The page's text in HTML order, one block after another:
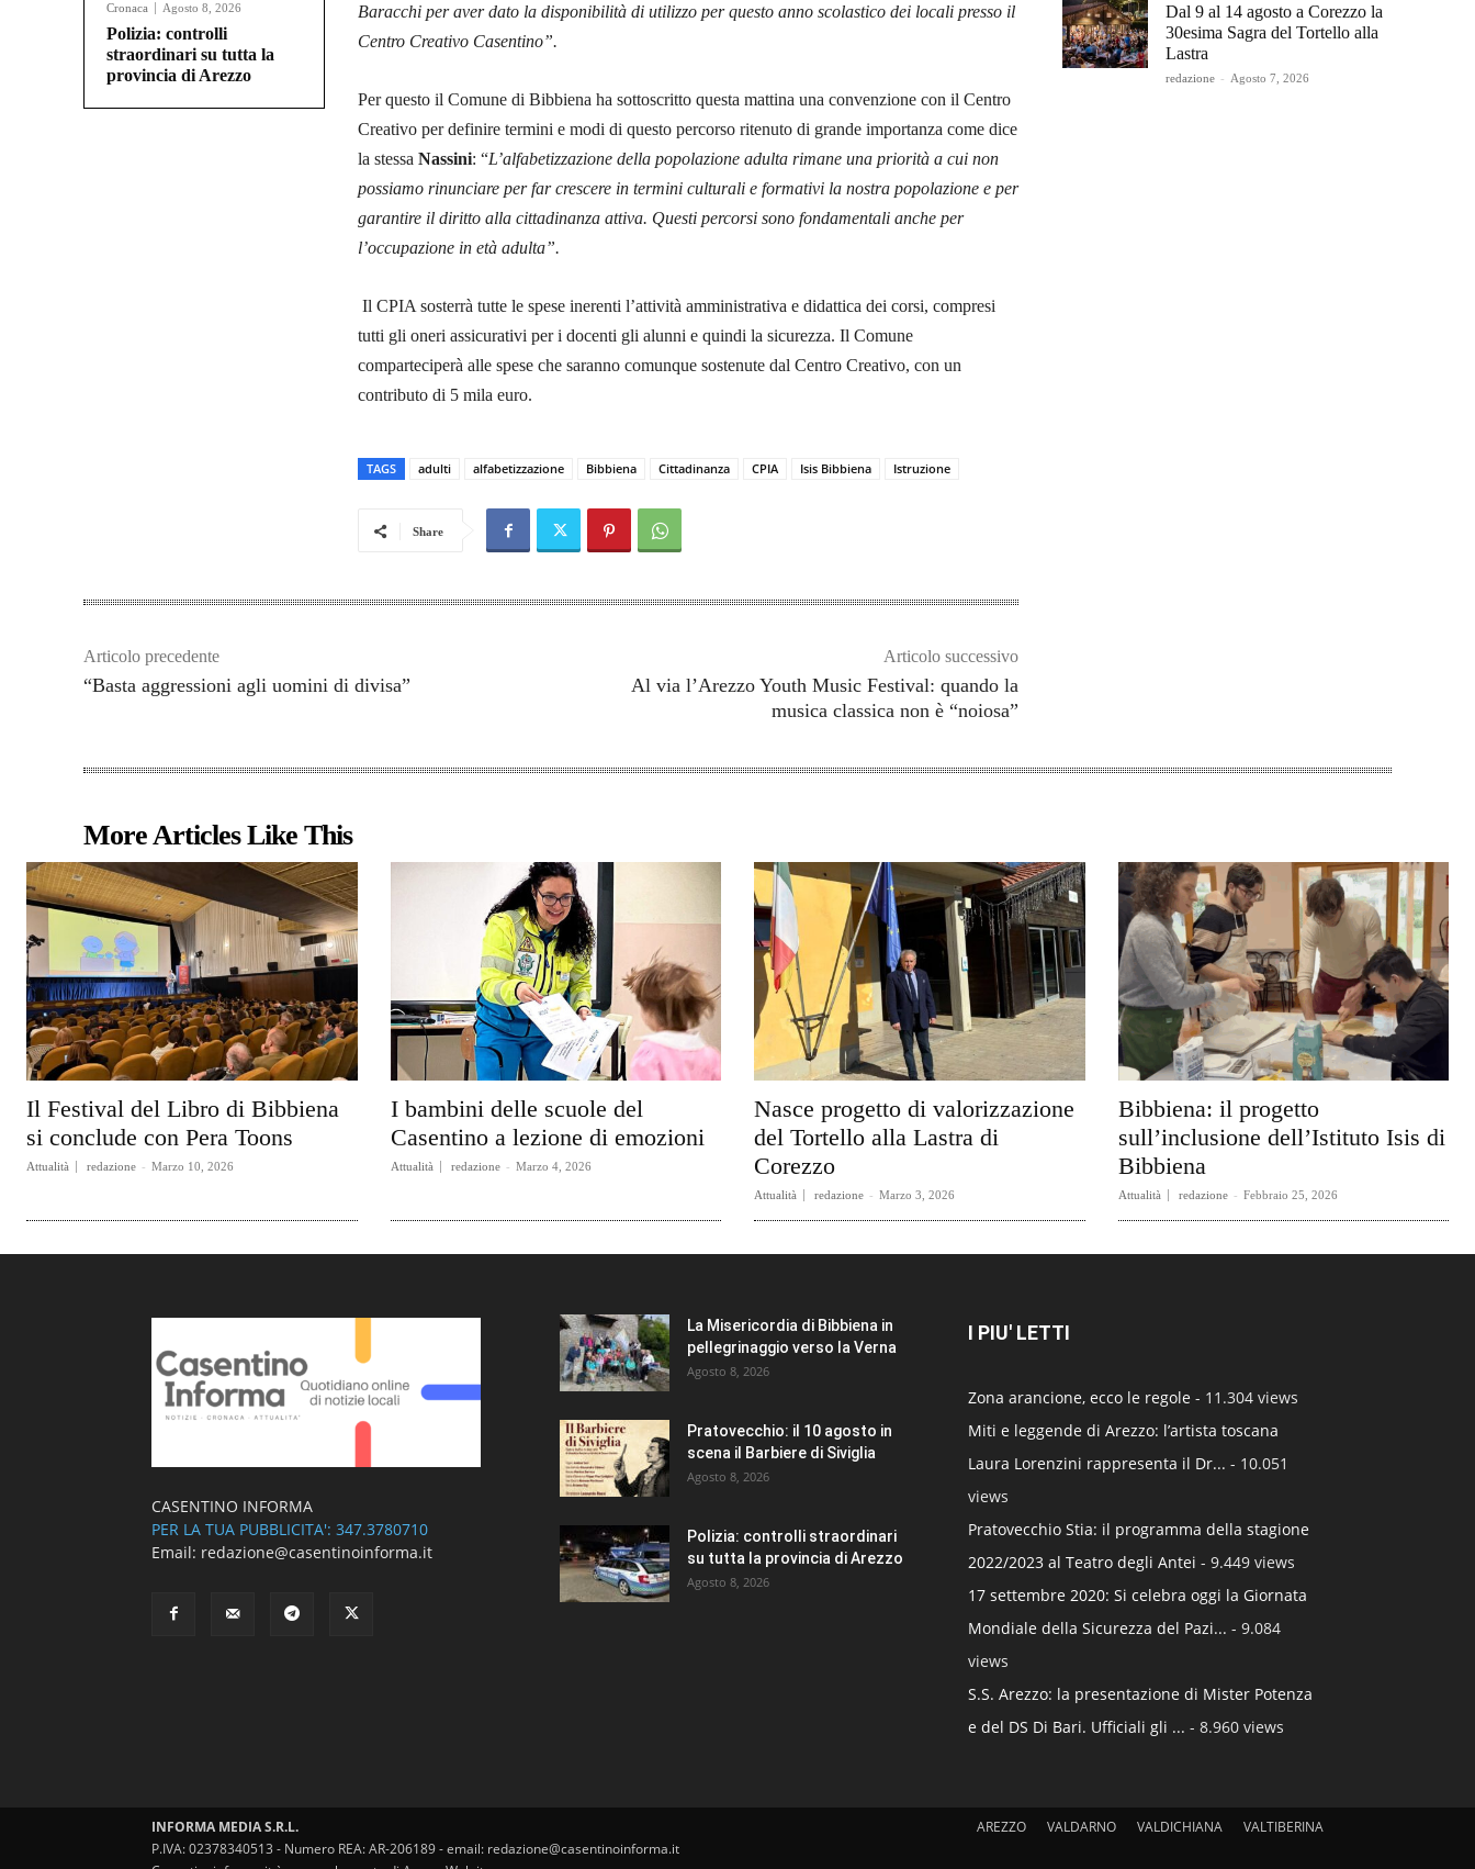
Cronaca Agosto 8, 2026
Polizia: controlli
straordinari su tutta la
provincia di Arezzo
Baracchi per aver dato la disponibilità di utilizzo per questo anno scolastico dei locali presso il
Centro Creativo Casentino”.
Per questo il Comune di Bibbiena ha sottoscritto questa mattina una convenzione con il Centro
Creativo per definire termini e modi di questo percorso ritenuto di grande importanza come dice
la stessa Nassini: “L’alfabetizzazione della popolazione adulta rimane una priorità a cui non
possiamo rinunciare per far crescere in termini culturali e formativi la nostra popolazione e per
garantire il diritto alla cittadinanza attiva. Questi percorsi sono fondamentali anche per
l’occupazione in età adulta”.
Il CPIA sosterrà tutte le spese inerenti l’attività amministrativa e didattica dei corsi, compresi
tutti gli oneri assicurativi per i docenti gli alunni e quindi la sicurezza. Il Comune
comparteciperà alle spese che saranno comunque sostenute dal Centro Creativo, con un
contributo di 5 mila euro.
TAGS adulti alfabetizzazione Bibbiena Cittadinanza CPIA Isis Bibbiena Istruzione
Share
Articolo precedente
“Basta aggressioni agli uomini di divisa”
Articolo successivo
Al via l’Arezzo Youth Music Festival: quando la
musica classica non è “noiosa”
Dal 9 al 14 agosto a Corezzo la
30esima Sagra del Tortello alla
Lastra
redazione - Agosto 7, 2026
More Articles Like This
Il Festival del Libro di Bibbiena
si conclude con Pera Toons
Attualità redazione - Marzo 10, 2026
I bambini delle scuole del
Casentino a lezione di emozioni
Attualità redazione - Marzo 4, 2026
Nasce progetto di valorizzazione
del Tortello alla Lastra di
Corezzo
Attualità redazione - Marzo 3, 2026
Bibbiena: il progetto
sull’inclusione dell’Istituto Isis di
Bibbiena
Attualità redazione - Febbraio 25, 2026
CASENTINO INFORMA
PER LA TUA PUBBLICITA': 347.3780710
Email: redazione@casentinoinforma.it
La Misericordia di Bibbiena in
pellegrinaggio verso la Verna
Agosto 8, 2026
Pratovecchio: il 10 agosto in
scena il Barbiere di Siviglia
Agosto 8, 2026
Polizia: controlli straordinari
su tutta la provincia di Arezzo
Agosto 8, 2026
I PIU' LETTI
Zona arancione, ecco le regole - 11.304 views
Miti e leggende di Arezzo: l’artista toscana
Laura Lorenzini rappresenta il Dr... - 10.051
views
Pratovecchio Stia: il programma della stagione
2022/2023 al Teatro degli Antei - 9.449 views
17 settembre 2020: Si celebra oggi la Giornata
Mondiale della Sicurezza del Pazi... - 9.084
views
S.S. Arezzo: la presentazione di Mister Potenza
e del DS Di Bari. Ufficiali gli ... - 8.960 views
AREZZO VALDARNO VALDICHIANA VALTIBERINA
INFORMA MEDIA S.R.L.
P.IVA: 02378340513 - Numero REA: AR-206189 - email: redazione@casentinoinforma.it